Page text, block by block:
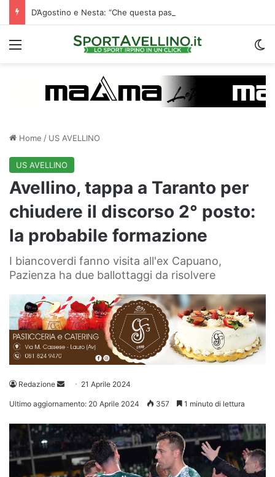
Menu
Home / US AVELLINO
US AVELLINO
Avellino, tappa a Taranto per
chiudere il discorso 2° posto:
la probabile formazione
I biancoverdi fanno visita all'ex Capuano,
Pazienza ha due ballottaggi da risolvere
Redazione
Invia 21 Aprile 2024
Ultimo aggiornamento: 20 Aprile 2024 357 1 minuto di lettura